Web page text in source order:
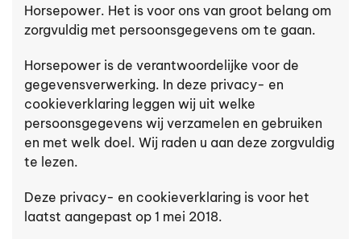
Horsepower. Het is voor ons van groot belang om
zorgvuldig met persoonsgegevens om te gaan.
Horsepower is de verantwoordelijke voor de
gegevensverwerking. In deze privacy- en
cookieverklaring leggen wij uit welke
persoonsgegevens wij verzamelen en gebruiken
en met welk doel. Wij raden u aan deze zorgvuldig
te lezen.
Deze privacy- en cookieverklaring is voor het
laatst aangepast op 1 mei 2018.